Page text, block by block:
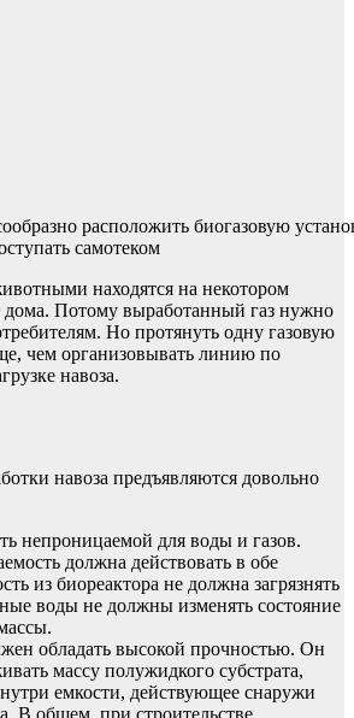
расположить биогазовую
самотеком
находятся на некотором
дома. Потому выработанный газ нужно
Но протянуть одну газовую
чем организовывать линию по
навоза.
навоза предъявляются довольно
непроницаемой для воды и газов.
должна действовать в обе
из биореактора не должна загрязнять
воды не должны изменять состояние
обладать высокой прочностью. Он
массу полужидкого субстрата,
емкости, действующее снаружи
В общем, при строительстве